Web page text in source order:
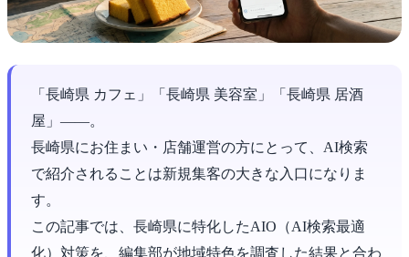
「長崎県 カフェ」「長崎県 美容室」「長崎県 居酒
屋」――。
長崎県にお住まい・店舗運営の方にとって、AI検索
で紹介されることは新規集客の大きな入口になりま
す。
この記事では、長崎県に特化したAIO（AI検索最適
化）対策を、編集部が地域特色を調査した結果と合わ